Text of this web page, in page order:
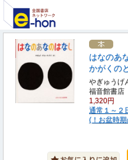
はなのあ
かがくの
やぎゅうげ
福音館書店
1,320円
通常１～２
(！お盆時